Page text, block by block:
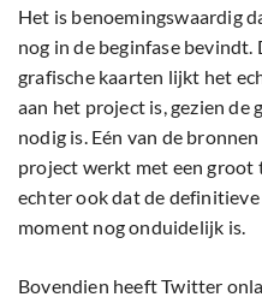
Het is benoemingswaardig
nog in de beginfase bevindt.
grafische kaarten lijkt het
aan het project is, gezien
nodig is. Eén van de
project werkt met een groot
echter ook dat de
moment nog onduidelijk is.
Bovendien heeft Twitter